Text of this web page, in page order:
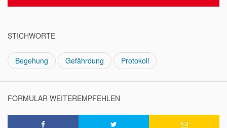
STICHWORTE
Begehung Gefährdung Protokoll
FORMULAR WEITEREMPFEHLEN